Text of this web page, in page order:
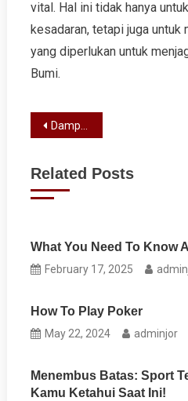
vital. Hal ini tidak hanya
kesadaran, tetapi juga untuk
yang diperlukan untuk
Bumi.
Post
Dampak Krisis Energi Global terhadap Ekonomi Eropa
Related Posts
What You Need To Know
February 17, 2025
How To Play Poker
May 22, 2024 adminjor
Menembus Batas: Sport
Kamu Ketahui Saat Ini!